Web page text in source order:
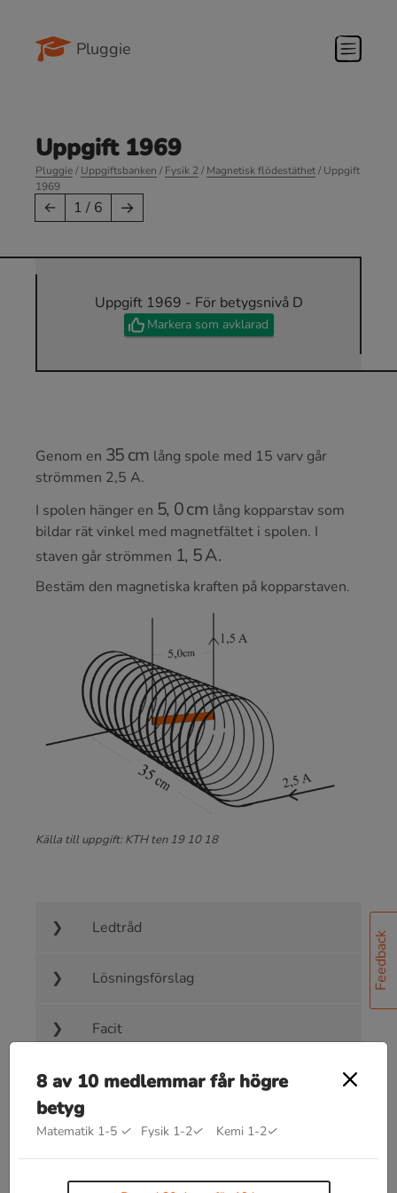
Pluggie
Feedback
Uppgift 1969
Pluggie/Uppgiftsbanken /Fysik 2/Magnetisk flödestäthet/ Uppgift
1969
← 1 / 6 →
Uppgift 1969 - För betygsnivå D
Markera som avklarad
Genom en
35
lång spole med 15 varv går
strömmen 2,5 A.
I spolen hänger en
5 0
lång kopparstav som
bildar rät vinkel med magnetfältet i spolen. I
staven går strömmen
1,5 A.
Bestäm den magnetiska kraften på kopparstaven.
Källa till uppgift: KTH ten 19 10 18
Ledtråd
Lösningsförslag
Facit
Bra att kunna inom magnetisk
flödestäthet
8 av 10 medlemmar får högre
betyg
Matematik 1-5 ✓ Fysik 1-2✓ Kemi 1-2✓